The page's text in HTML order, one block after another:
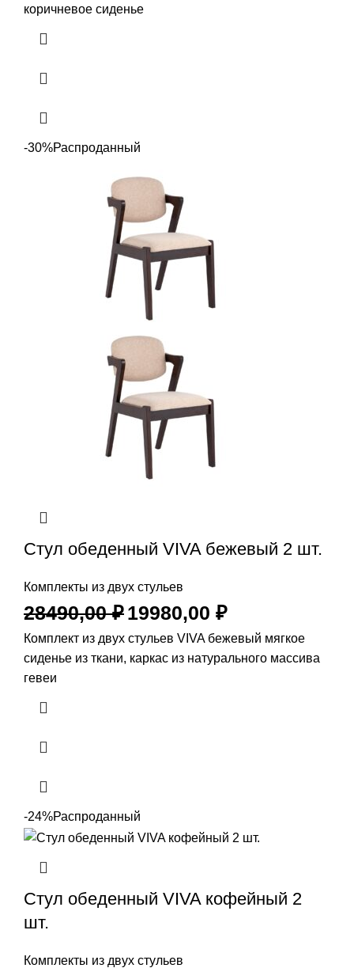
коричневое сиденье
-30%Распроданный
Стул обеденный VIVA бежевый 2 шт.
Комплекты из двух стульев
28490,00₽19980,00 ₽
Комплект из двух стульев VIVA бежевый мягкое
сиденье из ткани, каркас из натурального массива
гевеи
-24%Распроданный
Стул обеденный VIVA кофейный 2
шт.
Комплекты из двух стульев